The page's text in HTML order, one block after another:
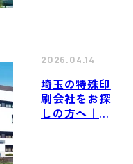
2026.04.14
埼玉の特殊印
刷会社をお探
しの方へ｜ヤ